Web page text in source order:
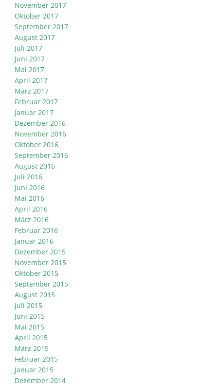
November 2017
Oktober 2017
September 2017
August 2017
Juli 2017
Juni 2017
Mai 2017
April 2017
März 2017
Februar 2017
Januar 2017
Dezember 2016
November 2016
Oktober 2016
September 2016
August 2016
Juli 2016
Juni 2016
Mai 2016
April 2016
März 2016
Februar 2016
Januar 2016
Dezember 2015
November 2015
Oktober 2015
September 2015
August 2015
Juli 2015
Juni 2015
Mai 2015
April 2015
März 2015
Februar 2015
Januar 2015
Dezember 2014